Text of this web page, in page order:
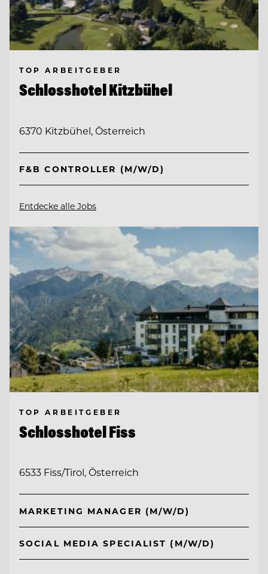
TOP ARBEITGEBER
Schlosshotel Kitzbühel
6370 Kitzbühel, Österreich
F&B CONTROLLER (M/W/D)
Entdecke alle Jobs
TOP ARBEITGEBER
Schlosshotel Fiss
6533 Fiss/Tirol, Österreich
MARKETING MANAGER (M/W/D)
SOCIAL MEDIA SPECIALIST (M/W/D)